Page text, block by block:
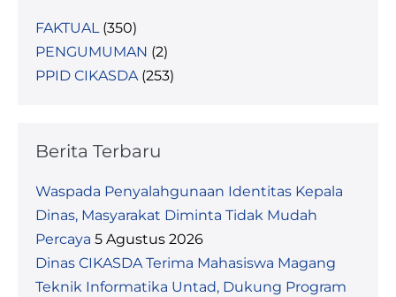
FAKTUAL(350)
PENGUMUMAN (2)
PPID CIKASDA(253)
Berita Terbaru
Waspada Penyalahgunaan Identitas Kepala
Dinas, Masyarakat Diminta Tidak Mudah
Percaya 5 Agustus 2026
Dinas CIKASDA Terima Mahasiswa Magang
Teknik Informatika Untad, Dukung Program